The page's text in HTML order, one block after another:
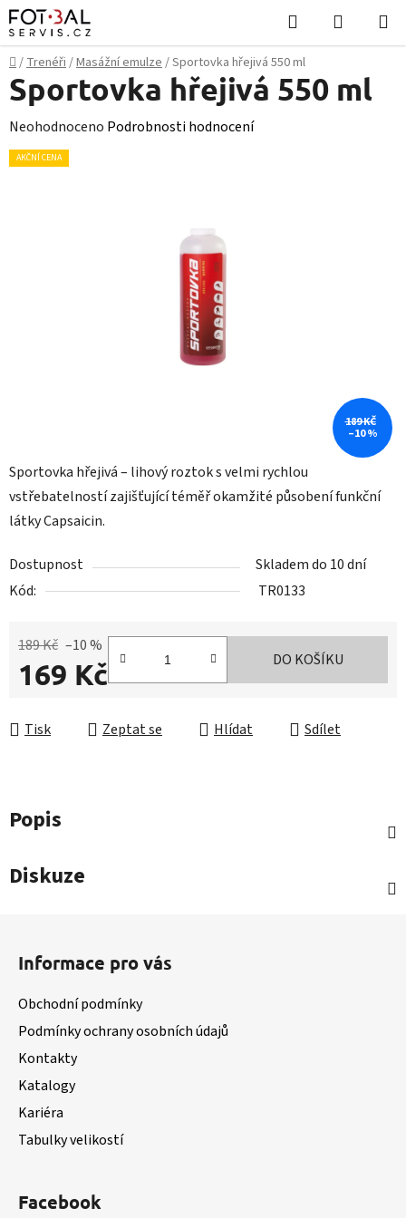
Přejít
na
obsah
Hledat
KOŠÍK
Domů
/Trenéři/Masážní emulze/Sportovka hřejivá 550 ml
Sportovka hřejivá – lihový roztok s velmi rychlou
vstřebatelností zajišťující téměř okamžité působení funkční
látky Capsaicin.
Dostupnost
Skladem do 10 dní
Kód:
TR0133
189 Kč –10 %
169 Kč DO KOŠÍKU
Tisk Zeptat se Hlídat Sdílet
Sportovka hřejivá 550 ml
Průměrné
hodnocení
Neohodnoceno Podrobnosti hodnocení
AKČNÍ CENA
189 KČ
–10 %
Popis
Diskuze
Informace pro vás
Obchodní podmínky
Podmínky ochrany osobních údajů
Kontakty
Katalogy
Kariéra
Tabulky velikostí
Facebook